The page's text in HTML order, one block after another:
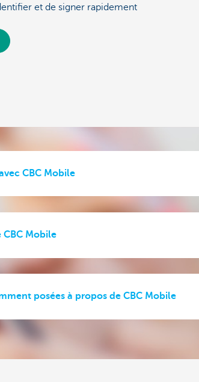
et de signer rapidement
CBC Mobile
CBC Mobile
posées à propos de CBC Mobile